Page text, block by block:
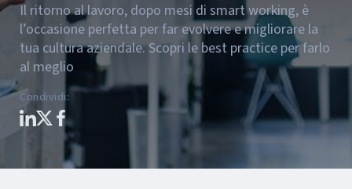
Il ritorno al lavoro, dopo mesi di smart working, è
l’occasione perfetta per far evolvere e migliorare la
tua cultura aziendale. Scopri le best practice per farlo
al meglio
Condividi: